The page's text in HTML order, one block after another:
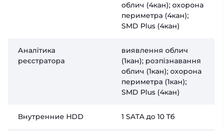
облич (4кан); охорона
периметра (4кан);
SMD Plus (4кан)
Аналітика
реєстратора
виявлення облич
(1кан); розпізнавання
облич (1кан); охорона
периметра (1кан);
SMD Plus (4кан)
Внутренние HDD 1 SATA до 10 Тб